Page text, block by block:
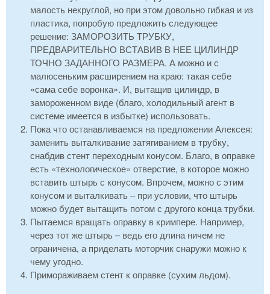
малость некруглой, но при этом довольно гибкая и из
пластика, попробую предложить следующее
решение: ЗАМОРОЗИТЬ ТРУБКУ,
ПРЕДВАРИТЕЛЬНО ВСТАВИВ В НЕЕ ЦИЛИНДР
ТОЧНО ЗАДАННОГО РАЗМЕРА. А можно и с
малюсеньким расширением на краю: такая себе
«сама себе воронка». И, вытащив цилиндр, в
замороженном виде (благо, холодильный агент в
системе имеется в избытке) использовать.
Пока что останавливаемся на предложении Алексея:
заменить выталкивание затягиванием в трубку,
снабдив стент переходным конусом. Благо, в оправке
есть «технологическое» отверстие, в которое можно
вставить штырь с конусом. Впрочем, можно с этим
конусом и выталкивать – при условии, что штырь
можно будет вытащить потом с другого конца трубки.
Пытаемся вращать оправку в кримпере. Например,
через тот же штырь – ведь его длина ничем не
ограничена, а приделать моторчик снаружи можно к
чему угодно.
Примораживаем стент к оправке (сухим льдом).